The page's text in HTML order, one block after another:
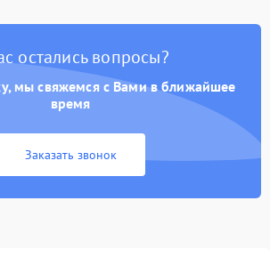
остались вопросы?
мы свяжемся с Вами в ближайшее
время
Заказать звонок